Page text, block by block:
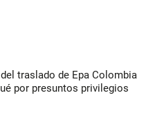
traslado de Epa Colombia
por presuntos privilegios